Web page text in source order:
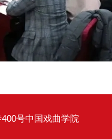
号中国戏曲学院